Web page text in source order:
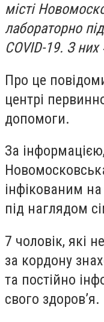
місті
лабораторно
COVID-19. З
Про це
центрі
допомоги.
За
інфікованим на
під наглядом
7 чоловік, які
за кордону
та постійно
свого здоров’я.